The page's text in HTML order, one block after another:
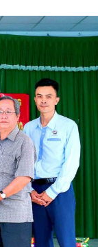
Quang